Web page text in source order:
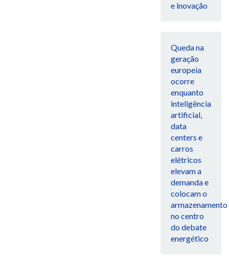
e inovação
Queda na
geração
europeia
ocorre
enquanto
inteligência
artificial,
data
centers e
carros
elétricos
elevam a
demanda e
colocam o
armazenamento
no centro
do debate
energético